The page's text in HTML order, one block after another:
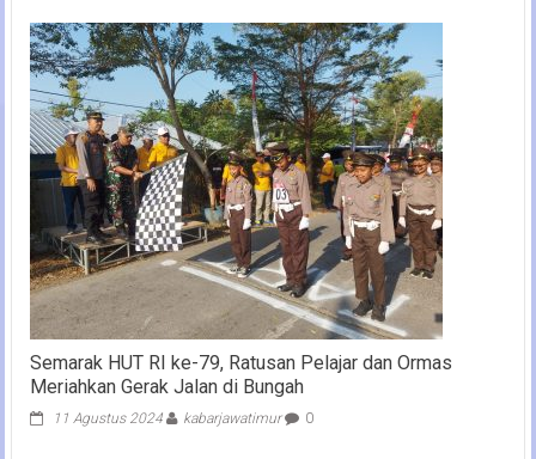
Semarak HUT RI ke-79, Ratusan Pelajar dan Ormas
Meriahkan Gerak Jalan di Bungah
11 Agustus 2024 kabarjawatimur 0